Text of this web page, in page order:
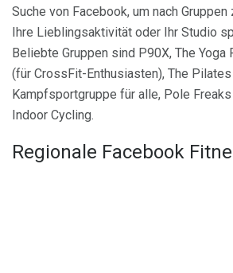
Suche von Facebook, um nach
Ihre Lieblingsaktivität oder Ihr Studio
Beliebte Gruppen sind P90X, The Yoga
(für CrossFit-Enthusiasten), The Pilates
Kampfsportgruppe für alle, Pole
Indoor Cycling.
Regionale Facebook